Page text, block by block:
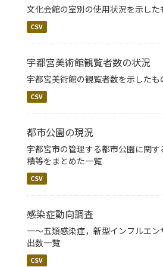
文化会館の室別の使用状況を示した
CSV
宇都宮美術館観覧者数の状況
宇都宮美術館の観覧者数を示したも
CSV
都市公園の現況
宇都宮市の管理する都市公園に関
積等をまとめた一覧
CSV
感染症動向調査
一～五類感染症，新型インフルエ
出数一覧
CSV